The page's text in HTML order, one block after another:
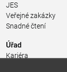
JES
Veřejné zakázky
Snadné čtení
Úřad
Kariéra